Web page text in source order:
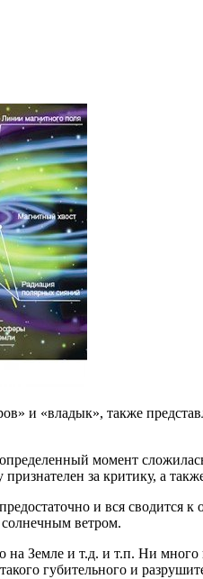
и «владык», также
момент
за критику, а
и вся сводится
ветром.
на Земле и т.д. и т.п. Ни
губительного и